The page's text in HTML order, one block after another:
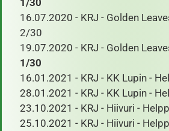
1/30
16.07.2020 - KRJ - Golden
2/30
19.07.2020 - KRJ - Golden
1/30
16.01.2021 - KRJ - KK Lupin -
28.01.2021 - KRJ - KK Lupin -
23.10.2021 - KRJ - Hiivuri -
25.10.2021 - KRJ - Hiivuri -